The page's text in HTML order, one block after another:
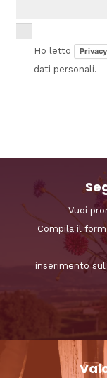
Ho letto
dati personali.
Vuoi
Compila il
inserimento